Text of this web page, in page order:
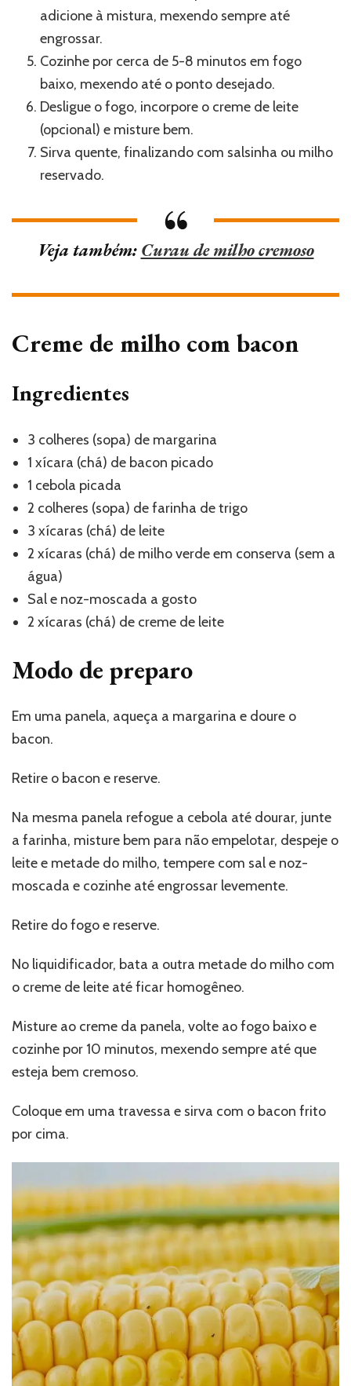
adicione à mistura, mexendo sempre até
engrossar.
Cozinhe por cerca de 5-8 minutos em fogo
baixo, mexendo até o ponto desejado.
Desligue o fogo, incorpore o creme de leite
(opcional) e misture bem.
Sirva quente, finalizando com salsinha ou milho
reservado.
Veja também: Curau de milho cremoso
Creme de milho com bacon
Ingredientes
3 colheres (sopa) de margarina
1 xícara (chá) de bacon picado
1 cebola picada
2 colheres (sopa) de farinha de trigo
3 xícaras (chá) de leite
2 xícaras (chá) de milho verde em conserva (sem a
água)
Sal e noz-moscada a gosto
2 xícaras (chá) de creme de leite
Modo de preparo
Em uma panela, aqueça a margarina e doure o
bacon.
Retire o bacon e reserve.
Na mesma panela refogue a cebola até dourar, junte
a farinha, misture bem para não empelotar, despeje o
leite e metade do milho, tempere com sal e noz-
moscada e cozinhe até engrossar levemente.
Retire do fogo e reserve.
No liquidificador, bata a outra metade do milho com
o creme de leite até ficar homogêneo.
Misture ao creme da panela, volte ao fogo baixo e
cozinhe por 10 minutos, mexendo sempre até que
esteja bem cremoso.
Coloque em uma travessa e sirva com o bacon frito
por cima.